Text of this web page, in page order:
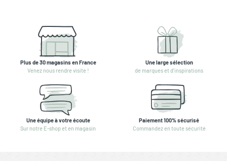
Plus de 30 magasins en France
Venez nous rendre visite !
Une large sélection
de marques et d'inspirations
Une équipe à votre écoute
Sur notre E-shop et en magasin
Paiement 100% sécurisé
Commandez en toute sécurité